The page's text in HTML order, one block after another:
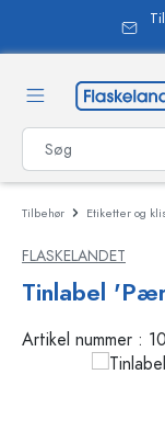
Tilbehør Etiketter og
FLASKELANDET
Tinlabel
Artikel nummer :